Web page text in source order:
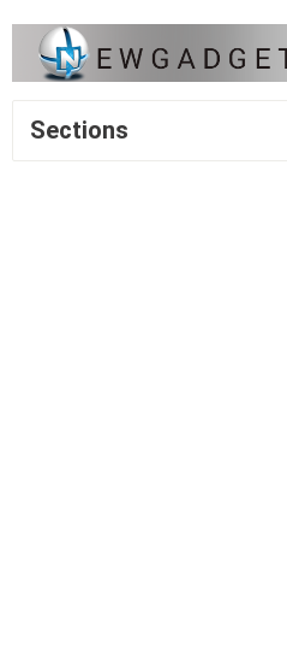
Sections